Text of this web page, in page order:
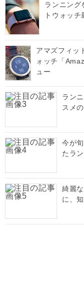
ランニング
トウォッ
アマズフィッ
ォッチ「
ュー
ラン
スメ
今が
たラ
綺麗
に、